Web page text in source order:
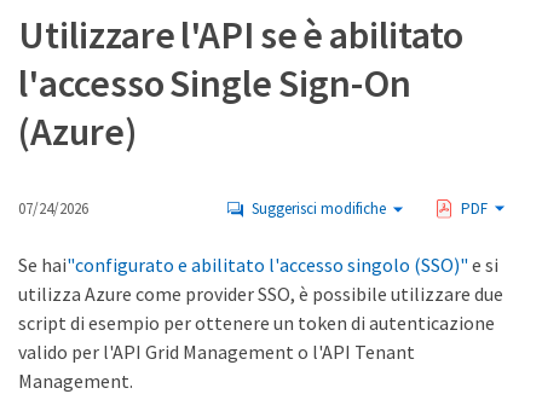
Utilizzare l'API se è abilitato
l'accesso Single Sign-On
(Azure)
07/24/2026 Suggerisci modifiche PDF
Se hai"configurato e abilitato l'accesso singolo (SSO)" e si
utilizza Azure come provider SSO, è possibile utilizzare due
script di esempio per ottenere un token di autenticazione
valido per l'API Grid Management o l'API Tenant
Management.